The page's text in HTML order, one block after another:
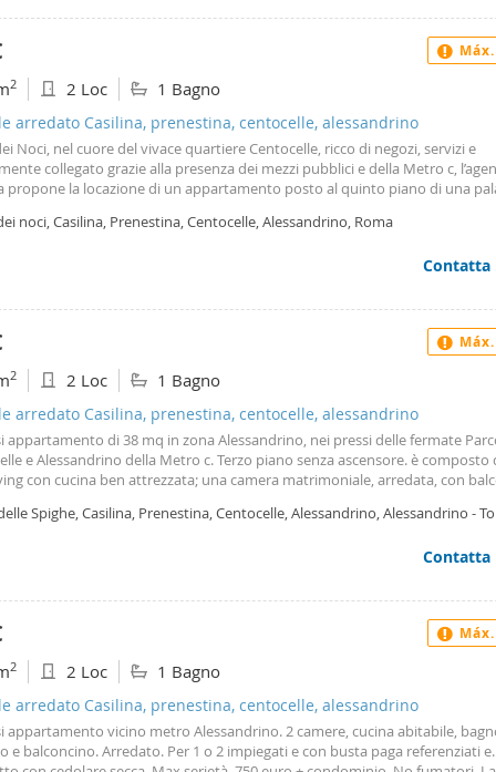
2 2 Loc 1 Bagno
arredato Casilina, prenestina, centocelle, alessandrino
Noci, nel cuore del vivace quartiere Centocelle, ricco di negozi, servizi e
collegato grazie alla presenza dei mezzi pubblici e della Metro c,
propone la locazione di un appartamento posto al quinto piano di una
con angolo cottura, camera da letto e bagno finestrato. Sono presenti dei
il terrazzo condominiale. Per la locazione si richiedono persone
di locazione abbia almeno un immobile di proprietà in Roma o in una
noci, Casilina, Prenestina, Centocelle, Alessandrino, Roma
Contatta
2 2 Loc 1 Bagno
arredato Casilina, prenestina, centocelle, alessandrino
appartamento di 38 mq in zona Alessandrino, nei pressi delle fermate
e Alessandrino della Metro c. Terzo piano senza ascensore. è composto
con cucina ben attrezzata; una camera matrimoniale, arredata, con
e ampio armadio a muro. Importante: il contratto è transitorio a
un contratto di lavoro a tempo determinato per 1 anno. Canone: 550
Spighe, Casilina, Prenestina, Centocelle, Alessandrino, Alessandrino -
Contatta
2 2 Loc 1 Bagno
arredato Casilina, prenestina, centocelle, alessandrino
appartamento vicino metro Alessandrino. 2 camere, cucina abitabile,
e balconcino. Arredato. Per 1 o 2 impiegati e con busta paga referenziati e.